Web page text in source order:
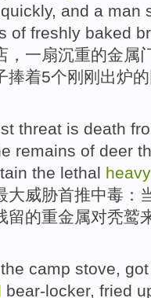
quickly, and a man
of freshly baked
， 一扇沉重的金属
捧着5个刚刚 出炉的
threat is death
remains of deer
the lethal
大威胁首推中毒 ：
留的重金属对秃鹫
the camp stove ,
bear-locker, fried